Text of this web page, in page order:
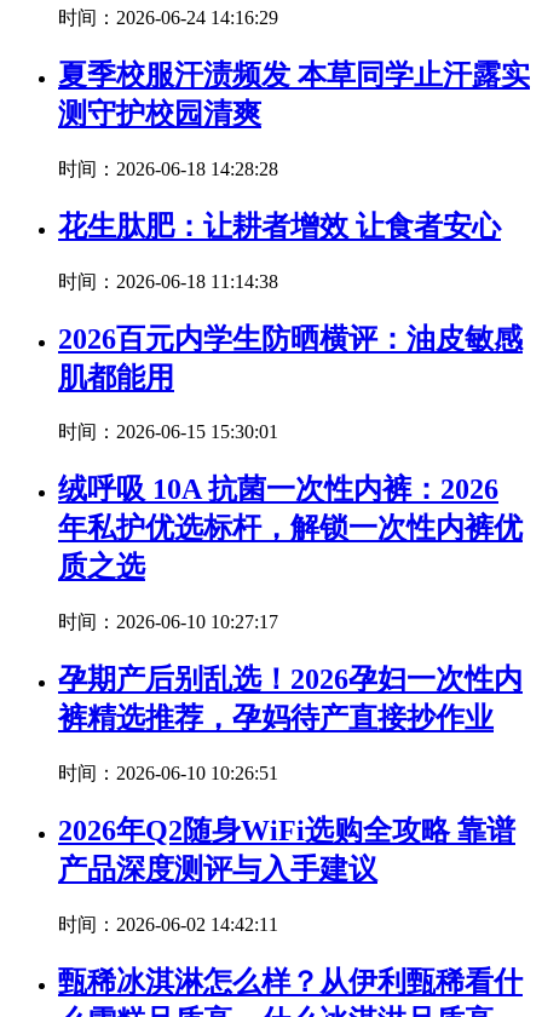
时间：2026-06-24 14:16:29
夏季校服汗渍频发 本草同学止汗露实
测守护校园清爽
时间：2026-06-18 14:28:28
花生肽肥：让耕者增效 让食者安心
时间：2026-06-18 11:14:38
2026百元内学生防晒横评：油皮敏感
肌都能用
时间：2026-06-15 15:30:01
绒呼吸 10A 抗菌一次性内裤：2026
年私护优选标杆，解锁一次性内裤优
质之选
时间：2026-06-10 10:27:17
孕期产后别乱选！2026孕妇一次性内
裤精选推荐，孕妈待产直接抄作业
时间：2026-06-10 10:26:51
2026年Q2随身WiFi选购全攻略 靠谱
产品深度测评与入手建议
时间：2026-06-02 14:42:11
甄稀冰淇淋怎么样？从伊利甄稀看什